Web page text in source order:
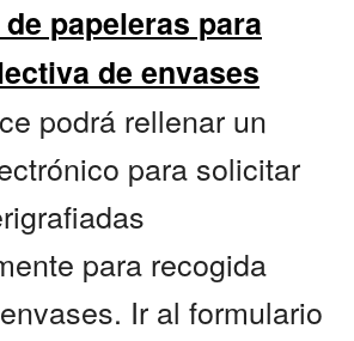
papeleras para
de envases
podrá rellenar un
para solicitar
para recogida
Ir al formulario